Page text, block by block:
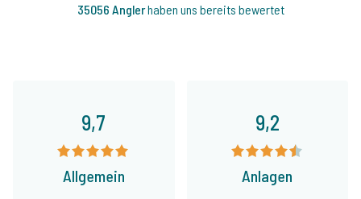
35056 Anglerhaben uns bereits bewertet
9,7
Allgemein
9,2
Anlagen